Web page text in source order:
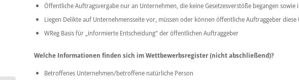
Öffentliche Auftragsvergabe nur an Unternehmen, die keine Gesetzesverstöße begangen
Liegen Delikte auf Unternehmensseite vor, müssen oder können öffentliche Auftraggeber
WReg Basis für „informierte Entscheidung“ der öffentlichen Auftraggeber
Welche Informationen finden sich im Wettbewerbsregister (nicht abschließend)?
Betroffenes Unternehmen/betroffene natürliche Person